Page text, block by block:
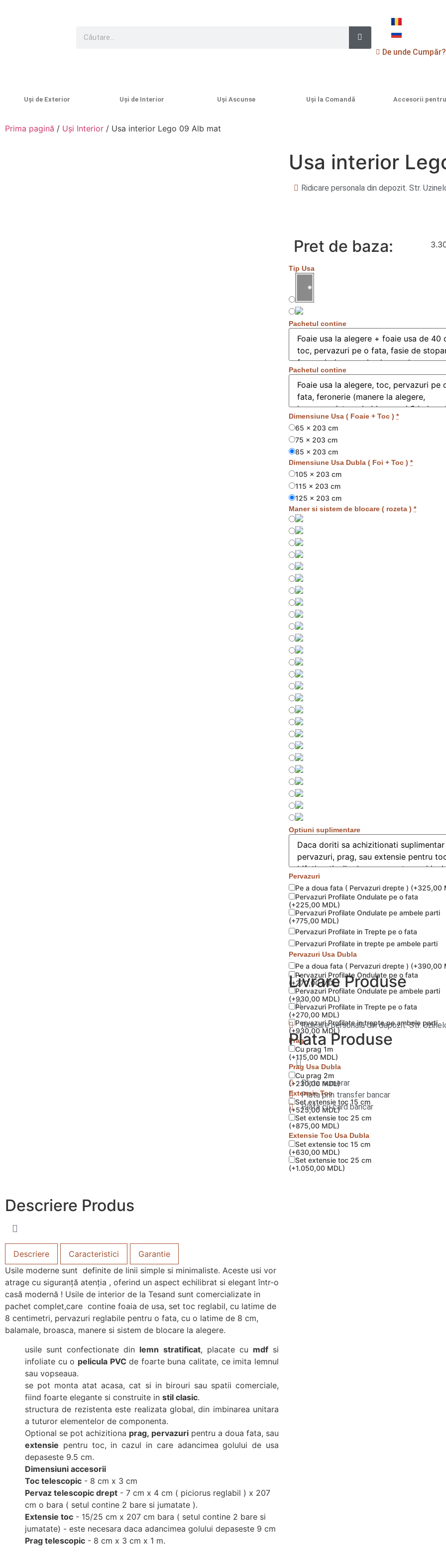
De unde Cumpăr?
Uși de Exterior Uși de Interior Uși Ascunse Uși la Comandă Accesorii
Prima pagină / Uși Interior / Usa interior Lego 09 Alb mat
Usa interior
Ridicare personala din depozit. Str.
Pret de baza:
Tip Usa
Pachetul contine
Pachetul contine
Dimensiune Usa ( Foaie + Toc ) *
65 x 203 cm
75 x 203 cm
85 x 203 cm
Dimensiune Usa Dubla ( Foi + Toc ) *
105 x 203 cm
115 x 203 cm
125 x 203 cm
Maner si sistem de blocare ( rozeta ) *
Optiuni suplimentare
Pervazuri
Pe a doua fata ( Pervazuri drepte ) (+325,00
Pervazuri Profilate Ondulate pe o fata
(+225,00 MDL)
Pervazuri Profilate Ondulate pe ambele parti
(+775,00 MDL)
Pervazuri Profilate in Trepte pe o fata
Pervazuri Profilate in trepte pe ambele parti
Pervazuri Usa Dubla
Pe a doua fata ( Pervazuri drepte ) (+390,00
Pervazuri Profilate Ondulate pe o fata
(+270,00 MDL)
Pervazuri Profilate Ondulate pe ambele parti
(+930,00 MDL)
Pervazuri Profilate in Trepte pe o fata
(+270,00 MDL)
Pervazuri Profilate in trepte pe ambele parti
(+930,00 MDL)
Prag
Cu prag 1m
(+115,00 MDL)
Prag Usa Dubla
Cu prag 2m
(+230,00 MDL)
Extensie Toc
Set extensie toc 15 cm
(+525,00 MDL)
Set extensie toc 25 cm
(+875,00 MDL)
Extensie Toc Usa Dubla
Set extensie toc 15 cm
(+630,00 MDL)
Set extensie toc 25 cm
(+1.050,00 MDL)
Descriere Produs
Descriere Caracteristici
Garantie
Usile moderne sunt definite de linii simple si minimaliste. Aceste usi vor
atrage cu siguranță atenția , oferind un aspect echilibrat si elegant într-o
casă modernă ! Usile de interior de la Tesand sunt comercializate in
pachet complet,care contine foaia de usa, set toc reglabil, cu latime de
8 centimetri, pervazuri reglabile pentru o fata, cu o latime de 8 cm,
balamale, broasca, manere si sistem de blocare la alegere.
usile sunt confectionate din lemn stratificat, placate cu mdfsi
infoliate cu o pelicula PVC de foarte buna calitate, ce imita lemnul
sau vopseaua.
se pot monta atat acasa, cat si in birouri sau spatii comerciale,
fiind foarte elegante si construite in stil clasic.
structura de rezistenta este realizata global, din imbinarea unitara
a tuturor elementelor de componenta.
Optional se pot achizitiona prag, pervazuripentru a doua fata, sau
extensie pentru toc, in cazul in care adancimea golului de usa
depaseste 9.5 cm.
Dimensiuni accesorii
Toc telescopic - 8 cm x 3 cm
Pervaz telescopic drept - 7 cm x 4 cm ( piciorus reglabil ) x 207
cm o bara ( setul contine 2 bare si jumatate ).
Extensie toc - 15/25 cm x 207 cm bara ( setul contine 2 bare si
jumatate) - este necesara daca adancimea golului depaseste 9 cm
Prag telescopic - 8 cm x 3 cm x 1 m.
LivrareProduse
Ridicare personală din depozit. Str.
PlataProduse
Plata numerar
Plata prin transfer bancar
Plata cu card bancar